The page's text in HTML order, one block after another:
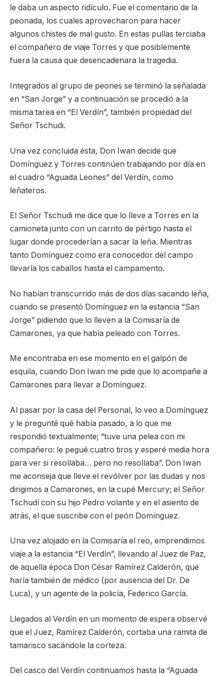
le daba un aspecto ridículo. Fue el comentario de la
peonada, los cuales aprovecharon para hacer
algunos chistes de mal gusto. En estas pullas terciaba
el compañero de viaje Torres y que posiblemente
fuera la causa que desencadenara la tragedia.
Integrados al grupo de peones se terminó la señalada
en “San Jorge” y a continuación se procedió a la
misma tarea en “El Verdín”, también propiedad del
Señor Tschudi.
Una vez concluida ésta, Don Iwan decide que
Domínguez y Torres continúen trabajando por día en
el cuadro “Aguada Leones” del Verdín, como
leñateros.
El Señor Tschudi me dice que lo lleve a Torres en la
camioneta junto con un carrito de pértigo hasta el
lugar donde procederían a sacar la leña. Mientras
tanto Domínguez como era conocedor del campo
llevaría los caballos hasta el campamento.
No habían transcurrido más de dos días sacando leña,
cuando se presentó Domínguez en la estancia “San
Jorge” pidiendo que lo lleven a la Comisaría de
Camarones, ya que había peleado con Torres.
Me encontraba en ese momento en el galpón de
esquila, cuando Don Iwan me pide que lo acompañe a
Camarones para llevar a Domínguez.
Al pasar por la casa del Personal, lo veo a Domínguez
y le pregunté qué había pasado, a lo que me
respondió textualmente; “tuve una pelea con mi
compañero: le pegué cuatro tiros y esperé media hora
para ver si resollaba… pero no resollaba”. Don Iwan
me aconseja que lleve el revólver por las dudas y nos
dirigimos a Camarones, en la cupé Mercury; el Señor
Tschudí con su hijo Pedro volante y en el asiento de
atrás, el que suscribe con el peón Domínguez.
Una vez alojado en la Comisaría el reo, emprendimos
viaje a la estancia “El Verdín”, llevando al Juez de Paz,
de aquella época Don César Ramírez Calderón, que
haría también de médico (por ausencia del Dr. De
Luca), y un agente de la policía, Federico García.
Llegados al Verdín en un momento de espera observé
que el Juez, Ramírez Calderón, cortaba una ramita de
tamarisco sacándole la corteza.
Del casco del Verdín continuamos hasta la “Aguada